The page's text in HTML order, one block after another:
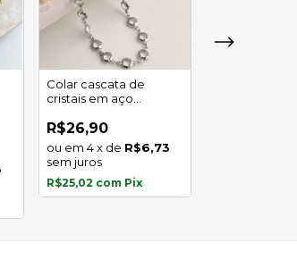
Colar cascata de
cristais em aço
R$26,90
4 x de R$6,73
sem juros
R$25,02 com Pix